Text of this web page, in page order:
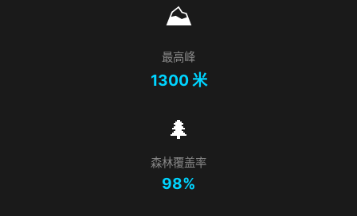
⛰️
最高峰
1300 米
🌲
森林覆盖率
98%